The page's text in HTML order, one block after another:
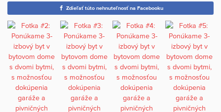
Zdieľať túto nehnuteľnosť na Facebooku